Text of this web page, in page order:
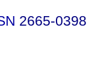
2665-0398